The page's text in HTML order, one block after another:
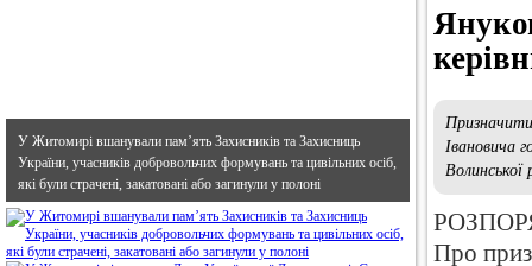
У Житомирі вшанували пам’ять Захисників та Захисниць
України, учасників добровольчих формувань та цивільних осіб,
які були страчені, закатовані або загинули у полоні
Івановича
Волинської
Про